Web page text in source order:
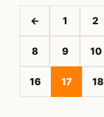
← 1 2
8 9 10
16 17 18